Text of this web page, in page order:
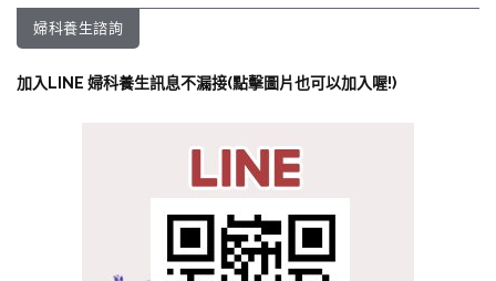
婦科養生諮詢
加入LINE 婦科養生訊息不漏接(點擊圖片也可以加入喔!)